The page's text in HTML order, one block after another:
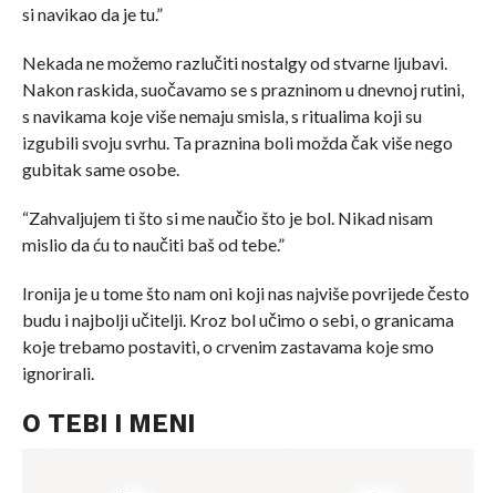
si navikao da je tu.”
Nekada ne možemo razlučiti nostalgy od stvarne ljubavi.
Nakon raskida, suočavamo se s prazninom u dnevnoj rutini,
s navikama koje više nemaju smisla, s ritualima koji su
izgubili svoju svrhu. Ta praznina boli možda čak više nego
gubitak same osobe.
“Zahvaljujem ti što si me naučio što je bol. Nikad nisam
mislio da ću to naučiti baš od tebe.”
Ironija je u tome što nam oni koji nas najviše povrijede često
budu i najbolji učitelji. Kroz bol učimo o sebi, o granicama
koje trebamo postaviti, o crvenim zastavama koje smo
ignorirali.
O TEBI I MENI